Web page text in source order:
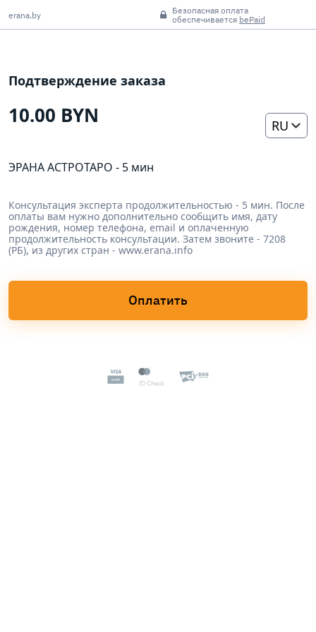
erana.by
Безопасная оплата
обеспечивается bePaid
Подтверждение заказа
10.00 BYN RU
ЭРАНА АСТРОТАРО - 5 мин
Консультация эксперта продолжительностью - 5 мин. После
оплаты вам нужно дополнительно сообщить имя, дату
рождения, номер телефона, email и оплаченную
продолжительность консультации. Затем звоните - 7208
(РБ), из других стран - www.erana.info
Оплатить